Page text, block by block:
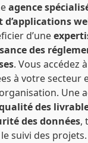
agence
d’une
des
. Vous accédez
à votre secteur
Une
des
des données,
suivi des projets.